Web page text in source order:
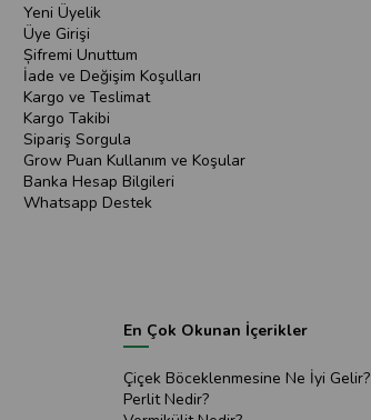
Yeni Üyelik
Üye Girişi
Șifremi Unuttum
İade ve Değişim Koşulları
Kargo ve Teslimat
Kargo Takibi
Sipariş Sorgula
Grow Puan Kullanım ve Koşular
Banka Hesap Bilgileri
Whatsapp Destek
En Çok Okunan İçerikler
Çiçek Böceklenmesine Ne İyi Gelir?
Perlit Nedir?